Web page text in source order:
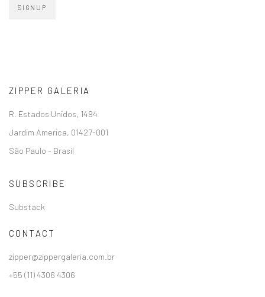
SIGNUP
ZIPPER GALERIA
R. Estados Unidos, 1494
Jardim America, 01427-001
São Paulo - Brasil
SUBSCRIBE
Substack
CONTACT
zipper@zippergaleria.com.br
+55 (11) 4306 4306